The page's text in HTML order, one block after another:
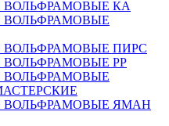
КА
ПИРС
РР
ЯМАН